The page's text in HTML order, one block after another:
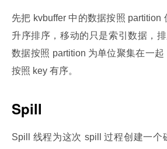
先把 kvbuffer 中的数据按照 partition
升序排序，移动的只是索引数据，
数据按照 partition 为单位聚集在一
按照 key 有序。
Spill
Spill 线程为这次 spill 过程创建一个